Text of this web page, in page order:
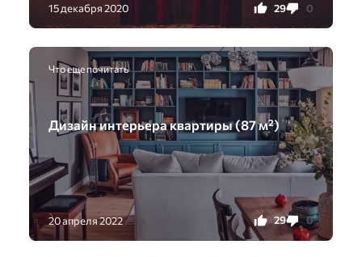
15 декабря 2020 29 0
Что еще почитать
Дизайн интерьера квартиры (87 м²)
20 апреля 2022 29 0